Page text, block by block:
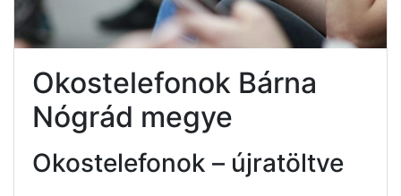
Okostelefonok Bárna
Nógrád megye
Okostelefonok – újratöltve